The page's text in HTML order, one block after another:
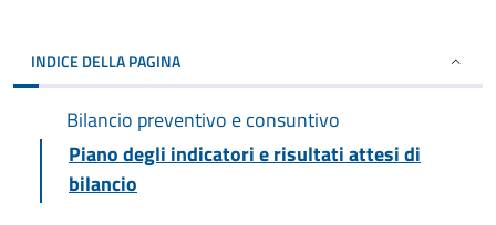
INDICE DELLA PAGINA
Bilancio preventivo e consuntivo
Piano degli indicatori e risultati attesi di
bilancio